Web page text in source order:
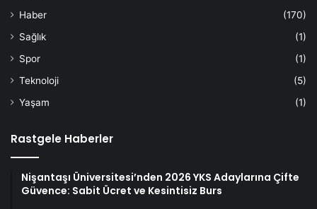
Haber
(170)
Sağlık
(1)
Spor
(1)
Teknoloji
(5)
Yaşam
(1)
Rastgele Haberler
Nişantaşı Üniversitesi’nden 2026 YKS Adaylarına Çifte
Güvence: Sabit Ücret ve Kesintisiz Burs